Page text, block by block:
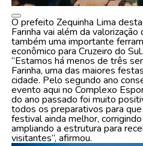
O prefeito Zequinha Lima
Farinha vai além da
também uma importante
econômico para Cruzeiro do Sul.
“Estamos há menos de três
Farinha, uma das maiores
cidade. Pelo segundo ano
evento aqui no Complexo
do ano passado foi muito
todos os preparativos para
festival ainda melhor,
ampliando a estrutura para
visitantes”, afirmou.